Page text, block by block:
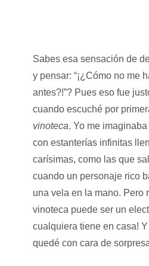
Sabes esa sensación de
y pensar: “¡¿Cómo no me
antes?!”? Pues eso fue
cuando escuché por
vinoteca. Yo me
con estanterías infinitas
carísimas, como las que
cuando un personaje rico
una vela en la mano. Pero
vinoteca puede ser un
cualquiera tiene en casa!
quedé con cara de